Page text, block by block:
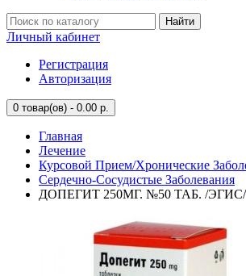
Найти
Личный кабинет
Регистрация
Авторизация
0 товар(ов) - 0.00 р.
Главная
Лечение
Курсовой Прием/Хронические
Сердечно-Сосудистые Заболевания
ДОПЕГИТ 250МГ. №50 ТАБ. /ЭГИС/